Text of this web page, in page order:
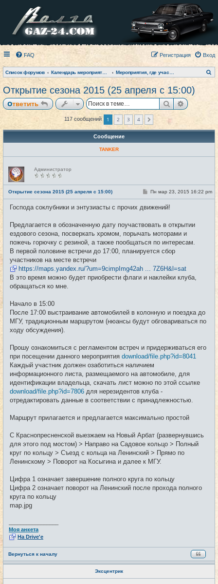
FAQ Вход
Регистрация
Список форумов
о
Открытие сезона 2015 (25 апреля с 15:00)
Ответить Поиск
117 сообщений 1 2 3 4
Сообщение
TANKER
Н
е
в
с
е
т
и
Администратор
Открытие сезона 2015 (25 апреля с 15:00) #1
С
б
н
Пн мар 23, 2015 16:22 pm
Господа соклубники и энтузиасты с прочих движений!
Предлагается в обозначенную дату поучаствовать в открытии
ездового сезона, посверкать хромом, порычать моторами и
пожечь горючку с резиной, а также пообщаться по интересам.
В первой половине встречи до 17:00, планируется сбор
участников на месте встречи
https://maps.yandex.ru/?um=9cimpImg42ah ... 7Z6H&l=sat
В это время можно будет приобрести флаги и наклейки клуба,
обращаться ко мне.
Начало в 15:00
После 17:00 выстраивание автомобилей в колонную и поездка до
МГУ, традиционным маршрутом (нюансы будут обговариваться по
ходу обсуждения).
Прошу ознакомиться с регламентом встреч и придерживаться его
при посещении данного мероприятия download/file.php?id=8041
Каждый участник должен озаботиться наличием
информационного листа, размещаемого на автомобиле, для
идентификации владельца, скачать лист можно по этой ссылке
download/file.php?id=7806 для нерезидентов клуба -
отредактировать данные в соответствии с принадлежностью.
Маршрут прилагается и предлагается максимально простой
С Краснопресненской выезжаем на Новый Арбат (развернувшись
для этого под мостом) > Направо на Садовое кольцо > Полный
круг по кольцу > Съезд с кольца на Ленинский > Прямо по
Ленинскому > Поворот на Косыгина и далее к МГУ.
Цифра 1 означает завершение полного круга по кольцу
Цифра 2 означает поворот на Ленинский после прохода полного
круга по кольцу
map.jpg
Моя анкета
На Drive'e
Вернуться к началу
Эксцентрик